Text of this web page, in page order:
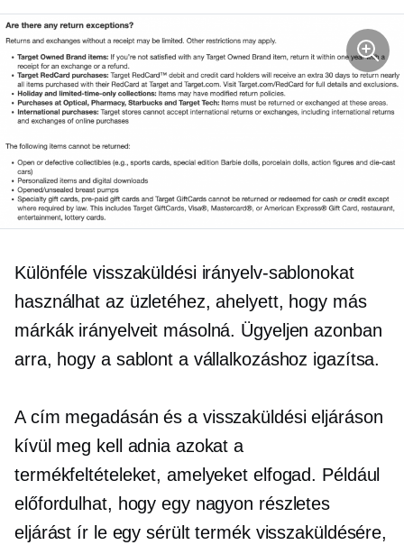
Különféle visszaküldési irányelv-sablonokat
használhat az üzletéhez, ahelyett, hogy más
márkák irányelveit másolná. Ügyeljen azonban
arra, hogy a sablont a vállalkozáshoz igazítsa.
A cím megadásán és a visszaküldési eljáráson
kívül meg kell adnia azokat a
termékfeltételeket, amelyeket elfogad. Például
előfordulhat, hogy egy nagyon részletes
eljárást ír le egy sérült termék visszaküldésére,